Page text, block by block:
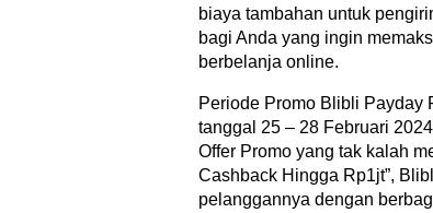
biaya tambahan untuk
bagi Anda yang ingin
berbelanja online.
Periode Promo Blibli Payday
tanggal 25 – 28 Februari
Offer Promo yang tak kalah
Cashback Hingga Rp1jt”,
pelanggannya dengan